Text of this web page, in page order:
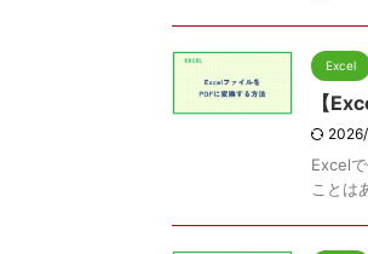
Excel
【
Excel
ことは